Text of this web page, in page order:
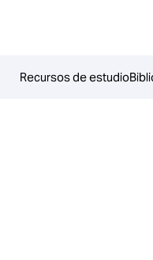
Recursos de estudio